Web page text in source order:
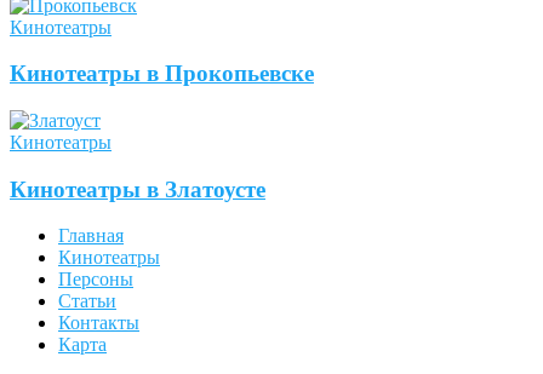
Кинотеатры
Кинотеатры в Прокопьевске
Кинотеатры
Кинотеатры в Златоусте
Главная
Кинотеатры
Персоны
Статьи
Контакты
Карта